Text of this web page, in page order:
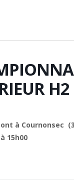
H2
à Cournonsec
15h00